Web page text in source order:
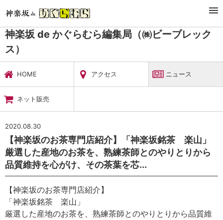
暮らし・娯楽
神楽坂 de かぐらむら編集局（㈱ビーブレックス）
ニュース
神楽坂 de かぐらむら編集局（㈱ビーブレック
ス）
HOME アクセス ニュース
ネット販売
2020.08.30
【神楽坂のお茶専門店紹介】「神楽坂銘茶 楽山」
厳選した産地のお茶を、熟練茶師とのやりとりから
品質維持を心がけ、その茶葉を芯...
【神楽坂のお茶専門店紹介】
「神楽坂銘茶 楽山」
厳選した産地のお茶を、熟練茶師とのやりとりから品質維